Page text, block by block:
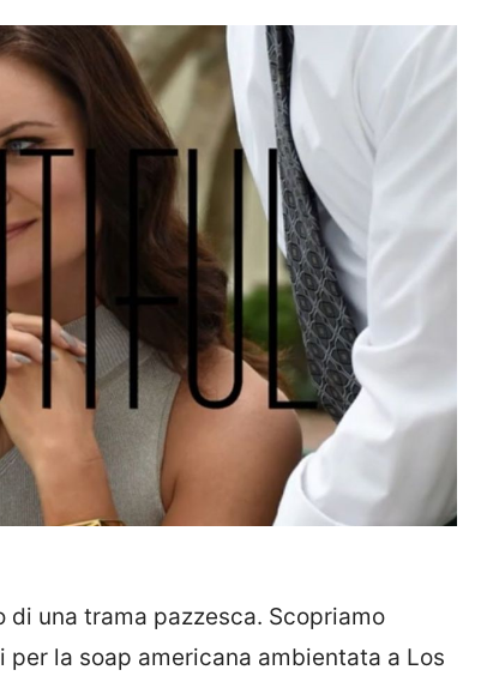
di una trama pazzesca. Scopriamo
la soap americana ambientata a Los